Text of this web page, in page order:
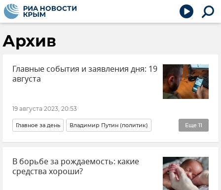
Архив
Главные события и заявления дня: 19
августа
19 августа 2023, 20:53
Еще 11
Главное за день Владимир Путин (политик)
Новости СВО Валерий Герасимов
Московская область Белгородская область
Беспилотник (БПЛА, дрон)
В борьбе за рождаемость: какие
средства хороши?